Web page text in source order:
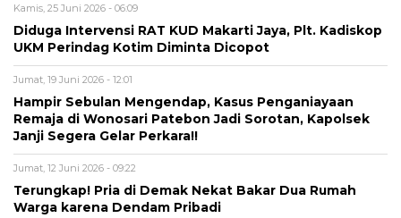
Kamis, 25 Juni 2026 - 06:09
Diduga Intervensi RAT KUD Makarti Jaya, Plt. Kadiskop
UKM Perindag Kotim Diminta Dicopot
Jumat, 19 Juni 2026 - 12:01
Hampir Sebulan Mengendap, Kasus Penganiayaan
Remaja di Wonosari Patebon Jadi Sorotan, Kapolsek
Janji Segera Gelar Perkara!!
Jumat, 12 Juni 2026 - 09:22
Terungkap! Pria di Demak Nekat Bakar Dua Rumah
Warga karena Dendam Pribadi